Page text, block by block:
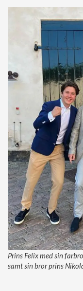
Prins Felix med sin
samt sin bror prins